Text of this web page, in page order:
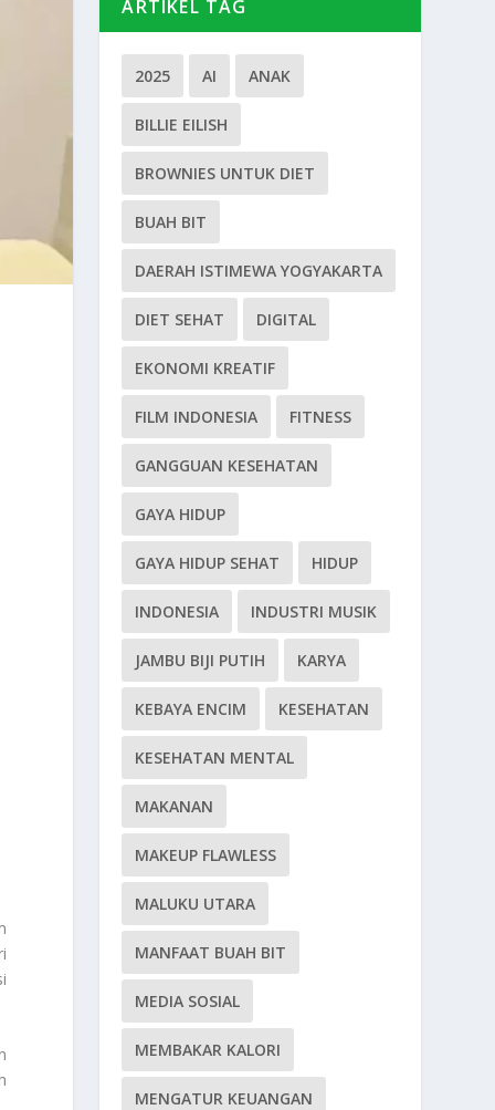
ARTIKEL TAG
2025 AI ANAK
BILLIE EILISH
BROWNIES UNTUK DIET
BUAH BIT
DAERAH ISTIMEWA YOGYAKARTA
DIET SEHAT DIGITAL
EKONOMI KREATIF
FILM INDONESIA FITNESS
GANGGUAN KESEHATAN
GAYA HIDUP
GAYA HIDUP SEHAT HIDUP
INDONESIA INDUSTRI MUSIK
JAMBU BIJI PUTIH KARYA
KEBAYA ENCIM KESEHATAN
KESEHATAN MENTAL
MAKANAN
MAKEUP FLAWLESS
MALUKU UTARA
MANFAAT BUAH BIT
MEDIA SOSIAL
MEMBAKAR KALORI
MENGATUR KEUANGAN